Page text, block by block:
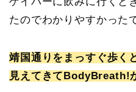
たのでわかりやすかった
靖国通りをまっすぐ歩く
見えてきてBodyBreath!